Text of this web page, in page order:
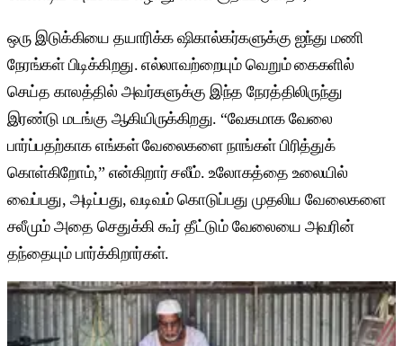
ஒரு இடுக்கியை தயாரிக்க ஷிகால்கர்களுக்கு ஐந்து மணி
நேரங்கள் பிடிக்கிறது. எல்லாவற்றையும் வெறும் கைகளில்
செய்த காலத்தில் அவர்களுக்கு இந்த நேரத்திலிருந்து
இரண்டு மடங்கு ஆகியிருக்கிறது. “வேகமாக வேலை
பார்ப்பதற்காக எங்கள் வேலைகளை நாங்கள் பிரித்துக்
கொள்கிறோம்,” என்கிறார் சலீம். உலோகத்தை உலையில்
வைப்பது, அடிப்பது, வடிவம் கொடுப்பது முதலிய வேலைகளை
சலீமும் அதை செதுக்கி கூர் தீட்டும் வேலையை அவரின்
தந்தையும் பார்க்கிறார்கள்.